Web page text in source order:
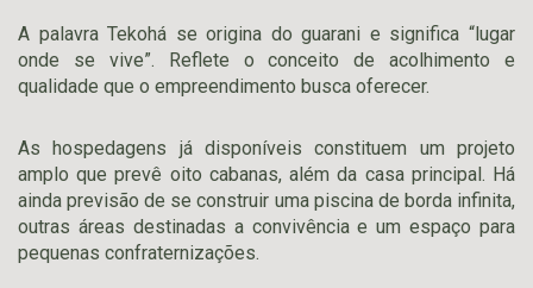
A palavra Tekohá se origina do guarani e significa “lugar
onde se vive”. Reflete o conceito de acolhimento e
qualidade que o empreendimento busca oferecer.
As hospedagens já disponíveis constituem um projeto
amplo que prevê oito cabanas, além da casa principal. Há
ainda previsão de se construir uma piscina de borda infinita,
outras áreas destinadas a convivência e um espaço para
pequenas confraternizações.